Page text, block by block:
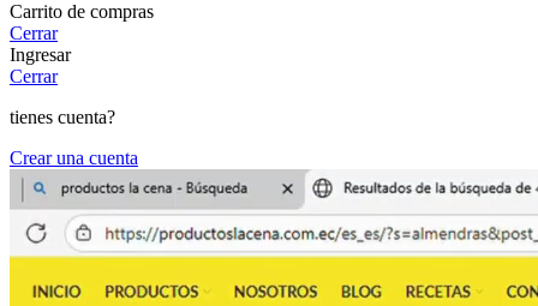
Carrito de compras
Cerrar
Ingresar
Cerrar
tienes cuenta?
Crear una cuenta